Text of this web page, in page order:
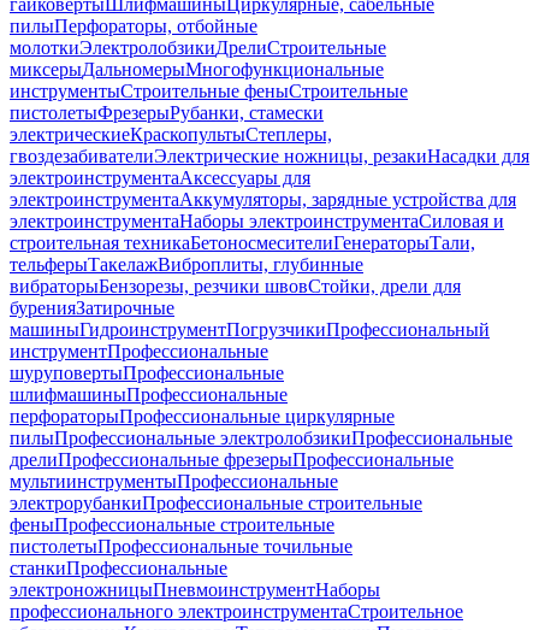
гайковертыШлифмашиныЦиркулярные, сабельные
пилыПерфораторы, отбойные
молоткиЭлектролобзикиДрелиСтроительные
миксерыДальномерыМногофункциональные
инструментыСтроительные феныСтроительные
пистолетыФрезерыРубанки, стамески
электрическиеКраскопультыСтеплеры,
гвоздезабивателиЭлектрические ножницы, резакиНасадки для
электроинструментаАксессуары для
электроинструментаАккумуляторы, зарядные устройства для
электроинструментаНаборы электроинструментаСиловая и
строительная техникаБетоносмесителиГенераторыТали,
тельферыТакелажВиброплиты, глубинные
вибраторыБензорезы, резчики швовСтойки, дрели для
буренияЗатирочные
машиныГидроинструментПогрузчикиПрофессиональный
инструментПрофессиональные
шуруповертыПрофессиональные
шлифмашиныПрофессиональные
перфораторыПрофессиональные циркулярные
пилыПрофессиональные электролобзикиПрофессиональные
дрелиПрофессиональные фрезерыПрофессиональные
мультиинструментыПрофессиональные
электрорубанкиПрофессиональные строительные
феныПрофессиональные строительные
пистолетыПрофессиональные точильные
станкиПрофессиональные
электроножницыПневмоинструментНаборы
профессионального электроинструментаСтроительное